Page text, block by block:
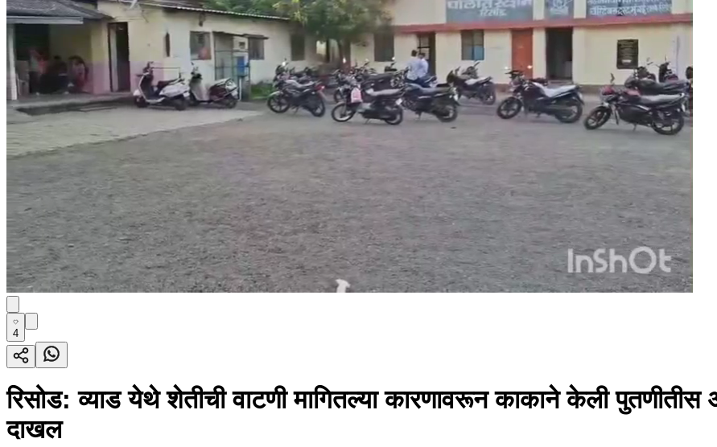
4
रिसोड: व्याड येथे शेतीची वाटणी मागितल्या कारणावरून काकाने केली पुतणीतीस
दाखल